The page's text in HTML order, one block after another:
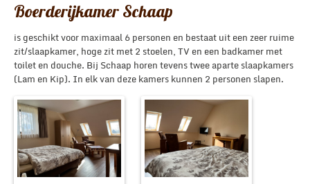
Boerderijkamer Schaap
is geschikt voor maximaal 6 personen en bestaat uit een zeer ruime
zit/slaapkamer, hoge zit met 2 stoelen, TV en een badkamer met
toilet en douche. Bij Schaap horen tevens twee aparte slaapkamers
(Lam en Kip). In elk van deze kamers kunnen 2 personen slapen.